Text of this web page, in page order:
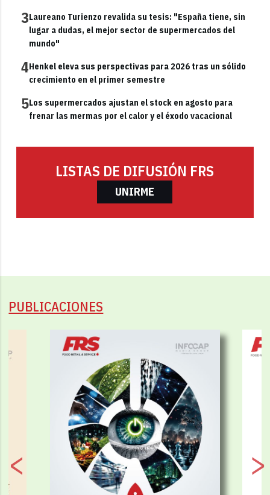
3Laureano Turienzo revalida su tesis: "España tiene, sin
lugar a dudas, el mejor sector de supermercados del
mundo"
4Henkel eleva sus perspectivas para 2026 tras un sólido
crecimiento en el primer semestre
5Los supermercados ajustan el stock en agosto para
frenar las mermas por el calor y el éxodo vacacional
LISTAS DE DIFUSIÓN FRS
UNIRME
PUBLICACIONES